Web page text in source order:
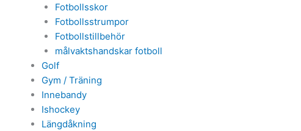
Fotbollsskor
Fotbollsstrumpor
Fotbollstillbehör
målvaktshandskar fotboll
Golf
Gym / Träning
Innebandy
Ishockey
Längdåkning